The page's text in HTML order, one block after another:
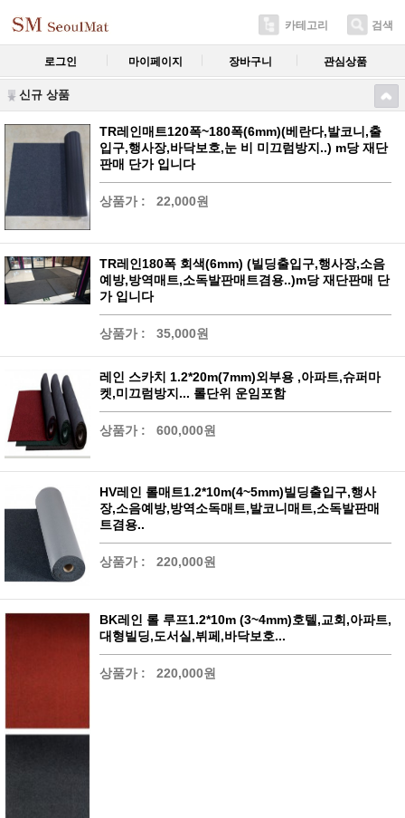
카테고리 검색
로그인 마이페이지 장바구니 관심상품
신규 상품
TR레인매트120폭~180폭(6mm)(베란다,발코니,출
입구,행사장,바닥보호,눈 비 미끄럼방지..) m당 재단
판매 단가 입니다
상품가 : 22,000원
TR레인180폭 회색(6mm) (빌딩출입구,행사장,소음
예방,방역매트,소독발판매트겸용..)m당 재단판매 단
가 입니다
상품가 : 35,000원
레인 스카치 1.2*20m(7mm)외부용 ,아파트,슈퍼마
켓,미끄럼방지... 롤단위 운임포함
상품가 : 600,000원
HV레인 롤매트1.2*10m(4~5mm)빌딩출입구,행사
장,소음예방,방역소독매트,발코니매트,소독발판매
트겸용..
상품가 : 220,000원
BK레인 롤 루프1.2*10m (3~4mm)호텔,교회,아파트,
대형빌딩,도서실,뷔페,바닥보호...
상품가 : 220,000원